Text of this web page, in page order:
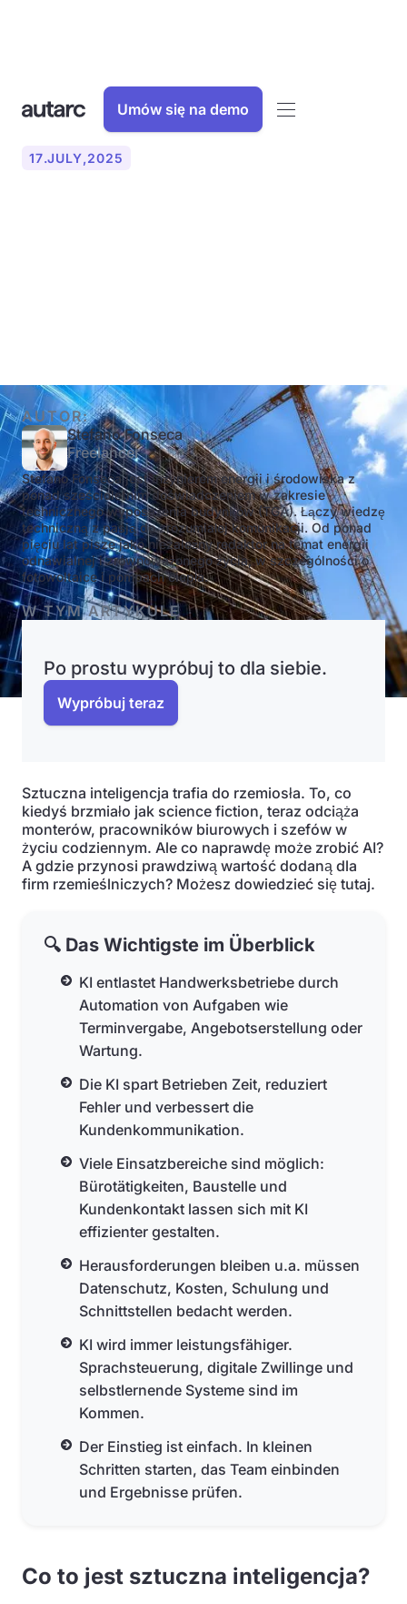
Umów się na demo
17.JULY,2025
AUTOR:
Stefano Fonseca
Freelancer
Stefano Fonseca jest inżynierem energii i środowiska z
ponad sześcioletnim doświadczeniem w zakresie
technicznego wyposażenia budynków (TGA). Łączy wiedzę
techniczną z pasją do zrozumiałej komunikacji. Od ponad
pięciu lat pisze jako niezależny redaktor na temat energii
odnawialnej i zrównoważonego życia, w szczególności o
fotowoltaice i pompach ciepła.
W TYM ARTYKULE
Po prostu wypróbuj to dla siebie.
Wypróbuj teraz
Sztuczna inteligencja trafia do rzemiosła. To, co
kiedyś brzmiało jak science fiction, teraz odciąża
monterów, pracowników biurowych i szefów w
życiu codziennym. Ale co naprawdę może zrobić AI?
A gdzie przynosi prawdziwą wartość dodaną dla
firm rzemieślniczych? Możesz dowiedzieć się tutaj.
🔍 Das Wichtigste im Überblick
KI entlastet Handwerksbetriebe durch
Automation von Aufgaben wie
Terminvergabe, Angebotserstellung oder
Wartung.
Die KI spart Betrieben Zeit, reduziert
Fehler und verbessert die
Kundenkommunikation.
Viele Einsatzbereiche sind möglich:
Bürotätigkeiten, Baustelle und
Kundenkontakt lassen sich mit KI
effizienter gestalten.
Herausforderungen bleiben u.a. müssen
Datenschutz, Kosten, Schulung und
Schnittstellen bedacht werden.
KI wird immer leistungsfähiger.
Sprachsteuerung, digitale Zwillinge und
selbstlernende Systeme sind im
Kommen.
Der Einstieg ist einfach. In kleinen
Schritten starten, das Team einbinden
und Ergebnisse prüfen.
Co to jest sztuczna inteligencja?